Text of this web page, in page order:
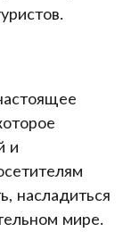
и
насладиться
мире.